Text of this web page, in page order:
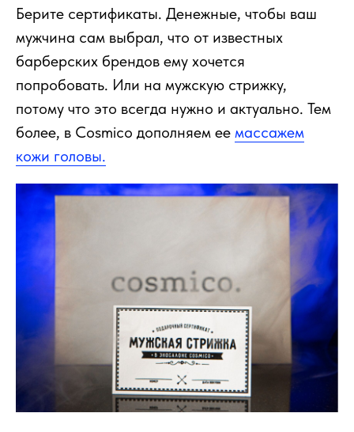
Берите сертификаты. Денежные, чтобы ваш
мужчина сам выбрал, что от известных
барберских брендов ему хочется
попробовать. Или на мужскую стрижку,
потому что это всегда нужно и актуально. Тем
более, в Cosmico дополняем ее массажем
кожи головы.